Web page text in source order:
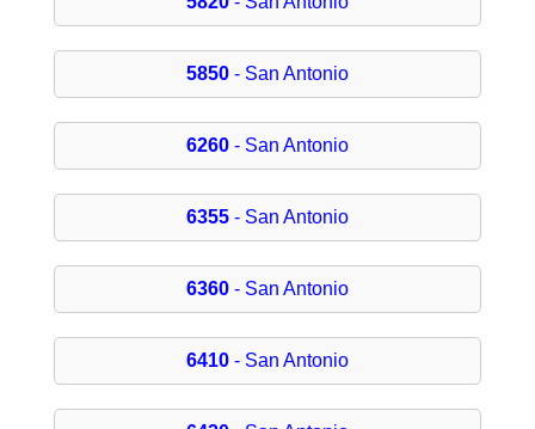
5850- San Antonio
6260- San Antonio
6355- San Antonio
6360- San Antonio
6410- San Antonio